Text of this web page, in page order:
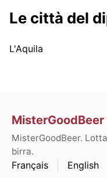
Le città del
L'Aquila
MisterGoodBeer
MisterGoodBeer.
birra.
Français English